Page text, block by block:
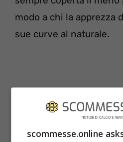
modo a chi la apprezza
sue curve al naturale.
scommesse.online